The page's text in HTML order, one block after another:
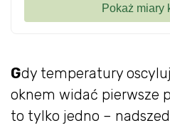
Gdy temperatury
oknem widać pierwsze
to tylko jedno –